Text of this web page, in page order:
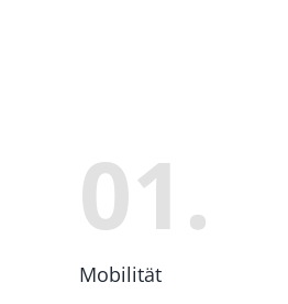
01.
Mobilität